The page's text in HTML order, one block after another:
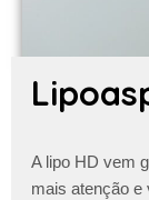
A lipo HD vem
mais atenção e